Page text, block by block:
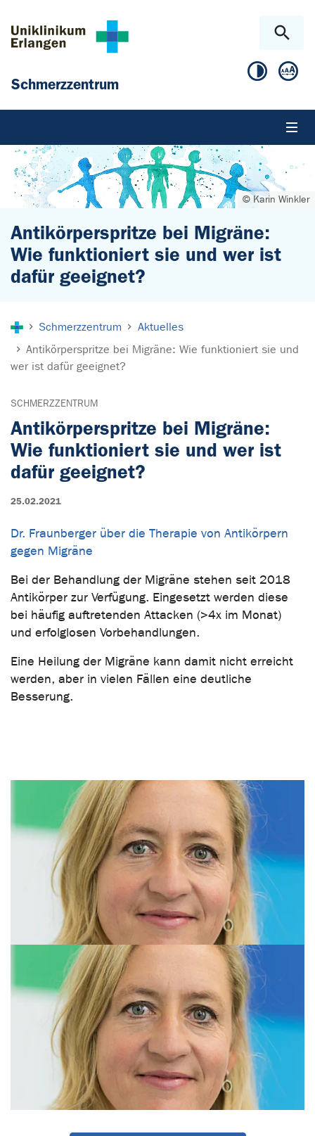
Schmerzzentrum
© Karin Winkler
Antikörperspritze bei Migräne:
Wie funktioniert sie und wer ist
dafür geeignet?
Schmerzzentrum
Aktuelles
Antikörperspritze bei Migräne: Wie funktioniert sie und
wer ist dafür geeignet?
SCHMERZZENTRUM
Antikörperspritze bei Migräne:
Wie funktioniert sie und wer ist
dafür geeignet?
25.02.2021
Dr. Fraunberger über die Therapie von Antikörpern
gegen Migräne
Bei der Behandlung der Migräne stehen seit 2018
Antikörper zur Verfügung. Eingesetzt werden diese
bei häufig auftretenden Attacken (>4x im Monat)
und erfolglosen Vorbehandlungen.
Eine Heilung der Migräne kann damit nicht erreicht
werden, aber in vielen Fällen eine deutliche
Besserung.